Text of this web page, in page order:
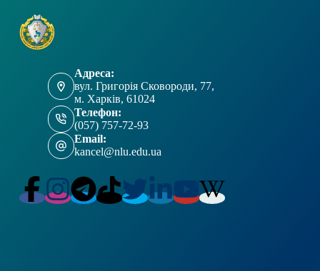
Адреса:
вул. Григорія Сковороди, 77,
м. Харків, 61024
Телефон:
(057) 757-72-93
Email:
kancel@nlu.edu.ua